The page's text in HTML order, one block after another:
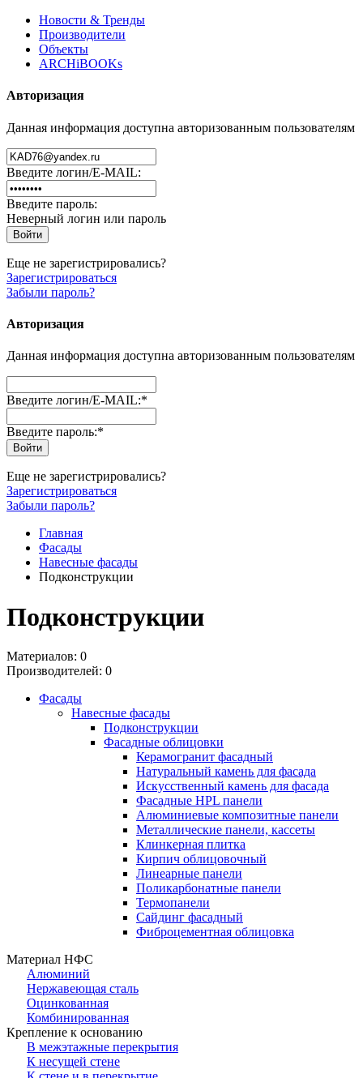
Новости & Тренды
Производители
Объекты
ARCHiBOOKs
Авторизация
Данная информация доступна авторизованным пользователям
Введите логин/E-MAIL:
Введите пароль:
Неверный логин или пароль
Еще не зарегистрировались?
Зарегистрироваться
Забыли пароль?
Авторизация
Данная информация доступна авторизованным пользователям
Введите логин/E-MAIL:*
Введите пароль:*
Еще не зарегистрировались?
Зарегистрироваться
Забыли пароль?
Главная
Фасады
Навесные фасады
Подконструкции
Подконструкции
Материалов: 0
Производителей: 0
Фасады
Навесные фасады
Подконструкции
Фасадные облицовки
Керамогранит фасадный
Натуральный камень для фасада
Искусственный камень для фасада
Фасадные HPL панели
Алюминиевые композитные панели
Металлические панели, кассеты
Клинкерная плитка
Кирпич облицовочный
Линеарные панели
Поликарбонатные панели
Термопанели
Сайдинг фасадный
Фиброцементная облицовка
Материал НФС
Алюминий
Нержавеющая сталь
Оцинкованная
Комбинированная
Крепление к основанию
В межэтажные перекрытия
К несущей стене